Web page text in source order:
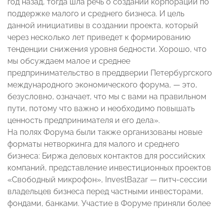
поддержке малого и среднего бизнеса. И цель
данной инициативы в создании проекта, который
через несколько лет приведет к формированию
тенденции снижения уровня бедности. Хорошо, что
мы обсуждаем малое и среднее
предпринимательство в преддверии Петербургского
международного экономического форума, — это,
безусловно, означает, что мы с вами на правильном
пути, потому что важно и необходимо повышать
ценность предпринимателя и его дела».
На полях Форума были также организованы новые
форматы нетворкинга для малого и среднего
бизнеса: Биржа деловых контактов для российских
компаний, представление инвестиционных проектов
«Свободный микрофон», InvestBazar — питч-сессии
владельцев бизнеса перед частными инвесторами,
фондами, банками. Участие в Форуме приняли более